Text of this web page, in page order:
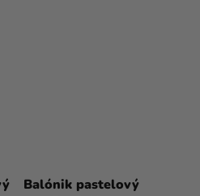
Balónik pastelový